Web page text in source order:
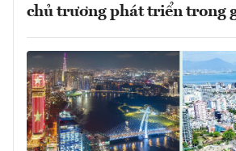
chủ trương phát triển trong